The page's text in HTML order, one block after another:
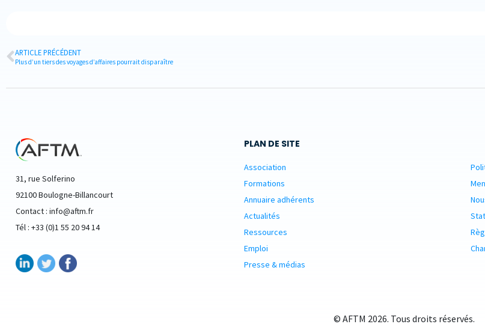
ARTICLE PRÉCÉDENT
Plus d’un tiers des voyages d’affaires pourrait disparaître
31, rue Solferino
92100 Boulogne-Billancourt
Contact : info@aftm.fr
Tél : +33 (0)1 55 20 94 14
PLAN DE SITE
Association
Formations
Annuaire adhérents
Actualités
Ressources
Emploi
Presse & médias
© AFTM 2026. Tous droits réservés.